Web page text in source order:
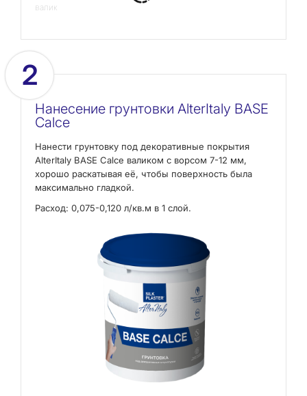
валик
2
Нанесение грунтовки AlterItaly BASE
Calce
Нанести грунтовку под декоративные покрытия
AlterItaly BASE Calce валиком с ворсом 7-12 мм,
хорошо раскатывая её, чтобы поверхность была
максимально гладкой.
Расход: 0,075-0,120 л/кв.м в 1 слой.